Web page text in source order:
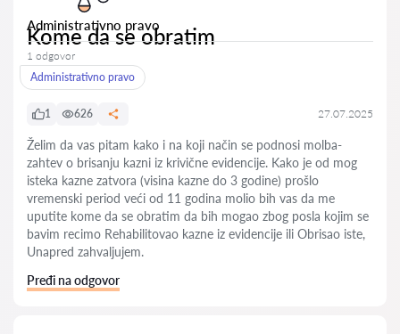
Administrativno pravo
Kome da se obratim
1 odgovor
Administrativno pravo
1 626 27.07.2025
Želim da vas pitam kako i na koji način se podnosi molba-
zahtev o brisanju kazni iz krivične evidencije. Kako je od mog
isteka kazne zatvora (visina kazne do 3 godine) prošlo
vremenski period veći od 11 godina molio bih vas da me
uputite kome da se obratim da bih mogao zbog posla kojim se
bavim recimo Rehabilitovao kazne iz evidencije ili Obrisao iste,
Unapred zahvaljujem.
Pređi na odgovor